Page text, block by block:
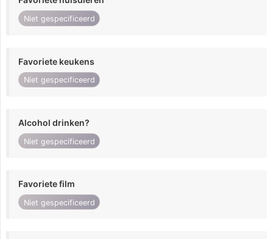
Niet gespecificeerd
Favoriete keukens
Niet gespecificeerd
Alcohol drinken?
Niet gespecificeerd
Favoriete film
Niet gespecificeerd